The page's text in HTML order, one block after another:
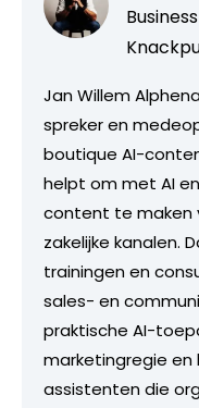
Jan Willem
spreker en
boutique AI-
helpt om met AI
content te maken
zakelijke kanalen.
trainingen en
sales- en
praktische AI-
marketingregie en
assistenten die